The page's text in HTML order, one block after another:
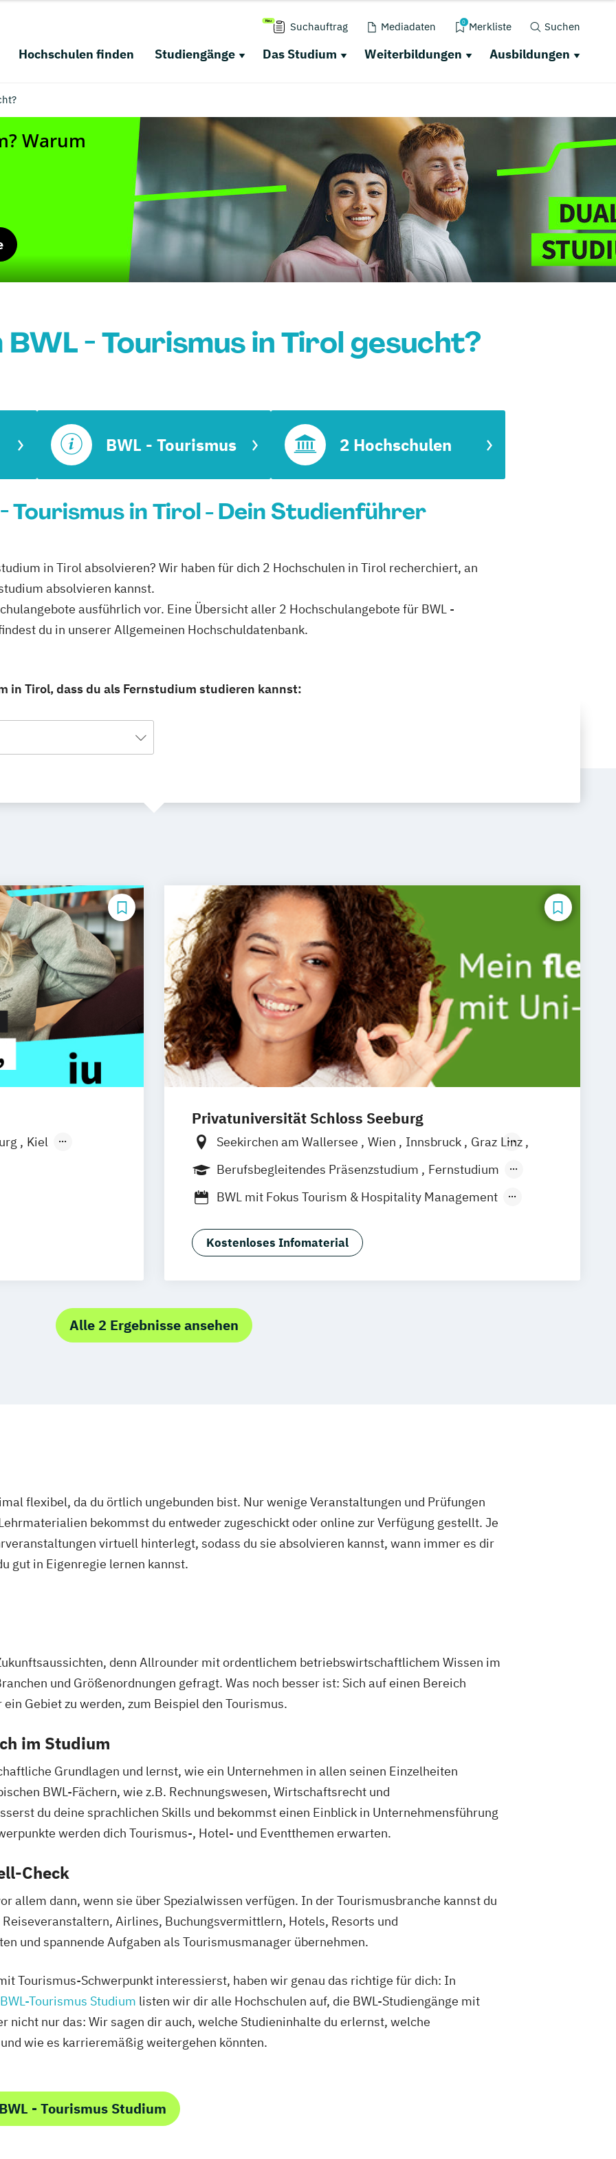
Suchauftrag Mediadaten 0 Merkliste Suchen
Hochschulen finden Studiengänge Das Studium Weiterbildungen Ausbildungen
- Tourismus in Tirol gesucht?
BWL - Tourismus 2 Hochschulen
Tourismus in Tirol - Dein Studienführer
in Tirol absolvieren? Wir haben für dich 2 Hochschulen in Tirol recherchiert, an
absolvieren kannst.
ausführlich vor. Eine Übersicht aller 2 Hochschulangebote für BWL -
du in unserer Allgemeinen Hochschuldatenbank.
in Tirol, dass du als Fernstudium studieren kannst:
Kiel
Privatuniversität Schloss Seeburg
Seekirchen am Wallersee Wien Innsbruck Graz Linz
Südtirol
online
Berufsbegleitendes Präsenzstudium
Fernstudium
Duales Studium
Vollzeit
BWL mit Fokus Tourism & Hospitality Management
Master of Business Administration (60 CP)
Sport- und Eventmanagement
Kostenloses Infomaterial
Alle 2 Ergebnisse ansehen
flexibel, da du örtlich ungebunden bist. Nur wenige Veranstaltungen und Prüfungen
bekommst du entweder zugeschickt oder online zur Verfügung gestellt. Je
virtuell hinterlegt, sodass du sie absolvieren kannst, wann immer es dir
gut in Eigenregie lernen kannst.
denn Allrounder mit ordentlichem betriebswirtschaftlichem Wissen im
und Größenordnungen gefragt. Was noch besser ist: Sich auf einen Bereich
Gebiet zu werden, zum Beispiel den Tourismus.
im Studium
Grundlagen und lernst, wie ein Unternehmen in allen seinen Einzelheiten
BWL-Fächern, wie z.B. Rechnungswesen, Wirtschaftsrecht und
du deine sprachlichen Skills und bekommst einen Einblick in Unternehmensführung
werden dich Tourismus-, Hotel- und Eventthemen erwarten.
Check
allem dann, wenn sie über Spezialwissen verfügen. In der Tourismusbranche kannst du
Airlines, Buchungsvermittlern, Hotels, Resorts und
und spannende Aufgaben als Tourismusmanager übernehmen.
Tourismus-Schwerpunkt interessierst, haben wir genau das richtige für dich: In
BWL-Tourismus Studium listen wir dir alle Hochschulen auf, die BWL-Studiengänge mit
nicht nur das: Wir sagen dir auch, welche Studieninhalte du erlernst, welche
wie es karrieremäßig weitergehen könnten.
- Tourismus Studium